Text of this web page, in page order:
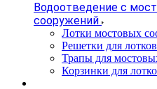
Водоотведение с
сооружений
Лотки мостовых
Решетки для
Трапы для
Корзинки для